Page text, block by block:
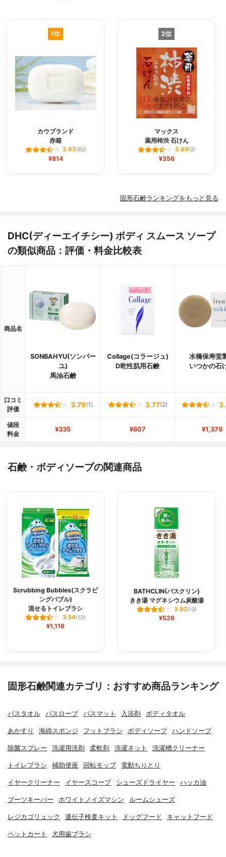
1位
カウブランド
赤箱
3.93(62)
¥814
2位
マックス
薬用柿渋 石けん
3.89(2)
¥356
固形石鹸ランキングをもっと見る
DHC(ディーエイチシー) ボディ スムース ソープ
の類似商品：評価・料金比較表
商品名
SONBAHYU(ソンバー
ユ)
馬油石鹸
Collage(コラージュ)
D乾性肌用石鹸
水橋保寿堂
いつかの石
口コミ
評価
3.79(1) 3.77(2)
値段
料金
¥335 ¥607 ¥1,379
石鹸・ボディソープの関連商品
Scrubbing Bubbles(スクラビ
ングバブル)
流せるトイレブラシ
3.54(13)
¥1,116
BATHCLIN(バスクリン)
きき湯 マグネシウム炭酸湯
3.92(12)
¥526
固形石鹸関連カテゴリ：おすすめ商品ランキング
バスタオル バスローブ バスマット 入浴剤 ボディタオル
あかすり 海綿スポンジ フットブラシ ボディソープ ハンドソープ
除菌スプレー 洗濯用洗剤 柔軟剤 洗濯ネット 洗濯槽クリーナー
トイレブラシ 補助便座 回転モップ 電動ちりとり
イヤークリーナー イヤースコープ シューズドライヤー ハッカ油
ブーツキーパー ホワイトノイズマシン ルームシューズ
レジカゴリュック 遺伝子検査キット ドッグフード キャットフード
ペットカート 犬用歯ブラシ